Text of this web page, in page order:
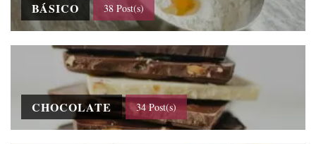
BÁSICO 38 Post(s)
CHOCOLATE 34 Post(s)